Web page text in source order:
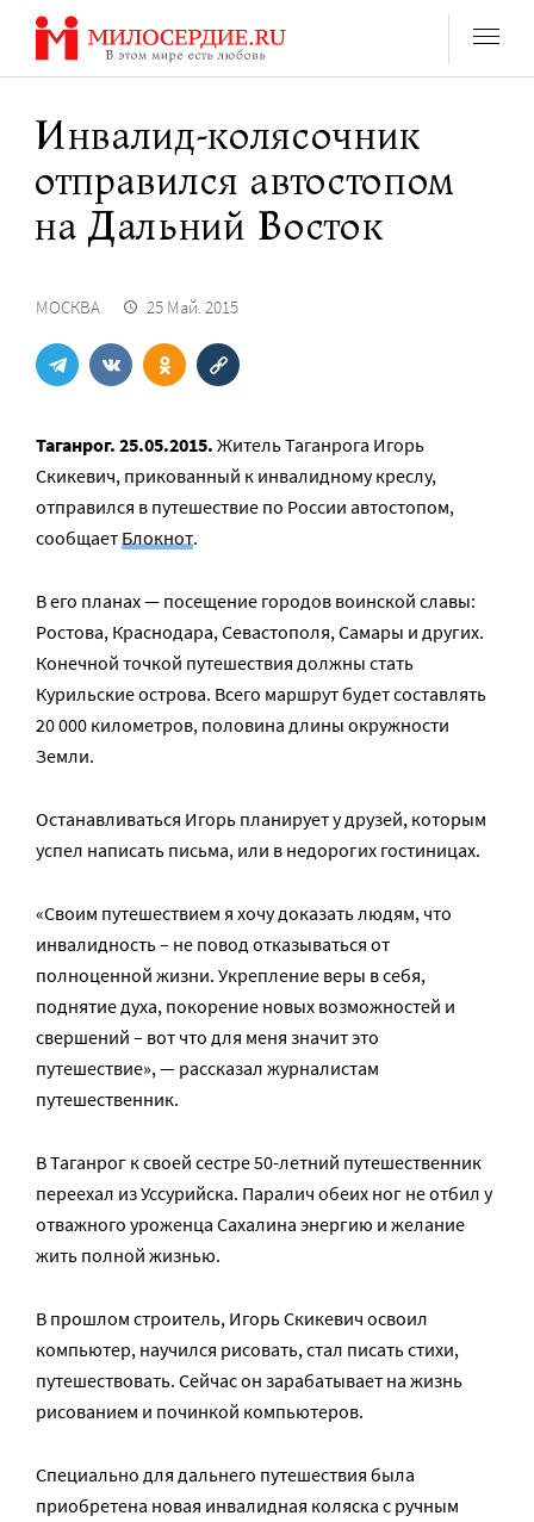
Перейти
содержанию
Инвалид-колясочник
отправился автостопом
на Дальний Восток
МОСКВА 25 Май. 2015
Таганрог. 25.05.2015. Житель Таганрога Игорь
Скикевич, прикованный к инвалидному креслу,
отправился в путешествие по России автостопом,
сообщаетБлокнот.
В его планах — посещение городов воинской славы:
Ростова, Краснодара, Севастополя, Самары и других.
Конечной точкой путешествия должны стать
Курильские острова. Всего маршрут будет составлять
20 000 километров, половина длины окружности
Земли.
Останавливаться Игорь планирует у друзей, которым
успел написать письма, или в недорогих гостиницах.
«Своим путешествием я хочу доказать людям, что
инвалидность – не повод отказываться от
полноценной жизни. Укрепление веры в себя,
поднятие духа, покорение новых возможностей и
свершений – вот что для меня значит это
путешествие», — рассказал журналистам
путешественник.
В Таганрог к своей сестре 50-летний путешественник
переехал из Уссурийска. Паралич обеих ног не отбил у
отважного уроженца Сахалина энергию и желание
жить полной жизнью.
В прошлом строитель, Игорь Скикевич освоил
компьютер, научился рисовать, стал писать стихи,
путешествовать. Сейчас он зарабатывает на жизнь
рисованием и починкой компьютеров.
Специально для дальнего путешествия была
приобретена новая инвалидная коляска с ручным